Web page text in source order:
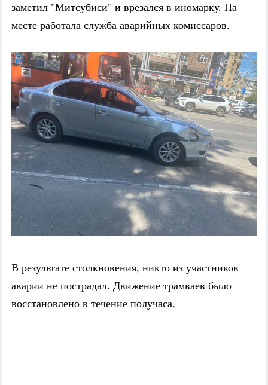
заметил "Митсубиси" и врезался в иномарку. На
месте работала служба аварийных комиссаров.
В результате столкновения, никто из участников
аварии не пострадал. Движение трамваев было
восстановлено в течение получаса.